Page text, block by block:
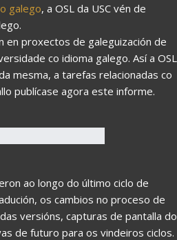
galego, a OSL da USC vén de
en proxectos de galeguización de
co idioma galego. Así a OSL
mesma, a tarefas relacionadas co
publícase agora este informe.
ao longo do último ciclo de
os cambios no proceso de
versións, capturas de pantalla do
de futuro para os vindeiros ciclos.